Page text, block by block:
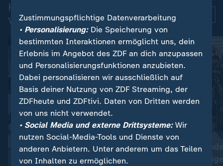
Kurznachrichten: Aktuelle
Videos
Plauen in Sachsen :
Tausende protestieren
gegen die Bundesregierung
Nepal
Kathmandu
toten
Zustimmungspflichtige Datenverarbeitung
• Personalisierung:Die Speicherung von
bestimmten Interaktionen ermöglicht uns, dein
Erlebnis im Angebot des ZDF an dich anzupassen
und Personalisierungsfunktionen anzubieten.
Dabei personalisieren wir ausschließlich auf
Basis deiner Nutzung von ZDF Streaming, der
ZDFheute und ZDFtivi. Daten von Dritten werden
von uns nicht verwendet.
• Social Media und externe Drittsysteme:Wir
nutzen Social-Media-Tools und Dienste von
anderen Anbietern. Unter anderem um das Teilen
von Inhalten zu ermöglichen.